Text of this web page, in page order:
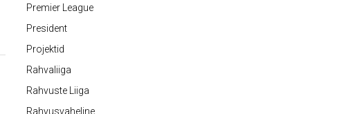
Premier League
President
Projektid
Rahvaliiga
Rahvuste Liiga
Rahvusvaheline